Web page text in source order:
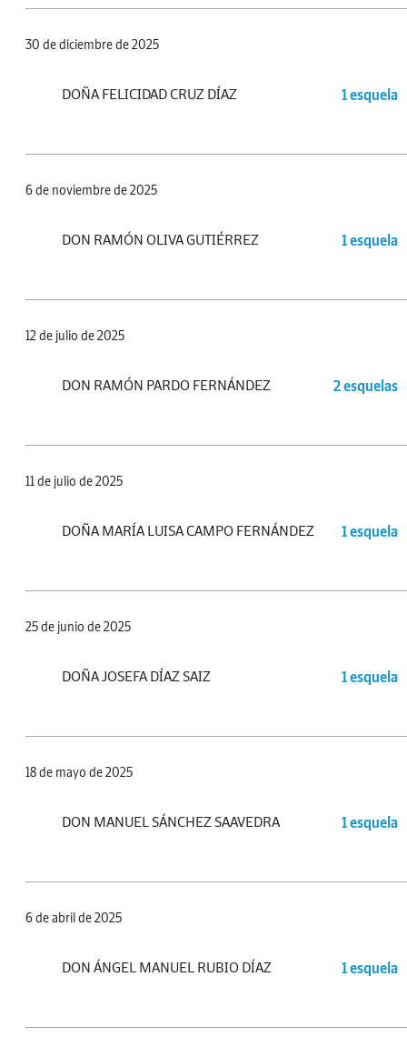
30 de diciembre de 2025
DOÑA FELICIDAD CRUZ DÍAZ 1 esquela
6 de noviembre de 2025
DON RAMÓN OLIVA GUTIÉRREZ 1 esquela
12 de julio de 2025
DON RAMÓN PARDO FERNÁNDEZ 2 esquelas
11 de julio de 2025
DOÑA MARÍA LUISA CAMPO FERNÁNDEZ 1 esquela
25 de junio de 2025
DOÑA JOSEFA DÍAZ SAIZ 1 esquela
18 de mayo de 2025
DON MANUEL SÁNCHEZ SAAVEDRA 1 esquela
6 de abril de 2025
DON ÁNGEL MANUEL RUBIO DÍAZ 1 esquela